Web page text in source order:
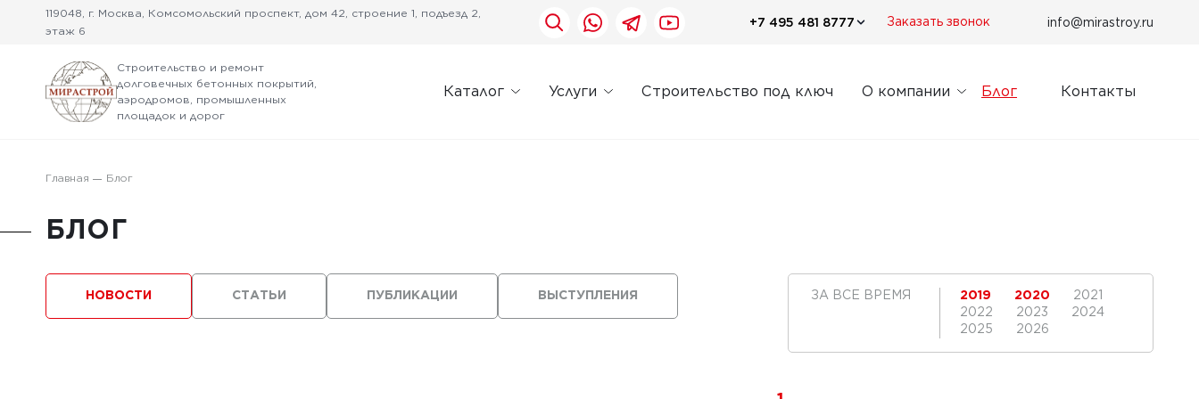
119048, г. Москва, Комсомольский проспект, дом 42, строение 1, подъезд 2,
этаж 6
+7 495 481 8777 Заказать звонок info@mirastroy.ru
Строительство и ремонт
долговечных бетонных покрытий,
аэродромов, промышленных
площадок и дорог
Каталог Услуги Строительство под ключ О компании Блог Контакты
Главная Блог
БЛОГ
ВЫСТУПЛЕНИЯ
ПУБЛИКАЦИИ
НОВОСТИ СТАТЬИ ЗА ВСЕ ВРЕМЯ 2019 2020
2021
2022
2023
2024
2025
2026